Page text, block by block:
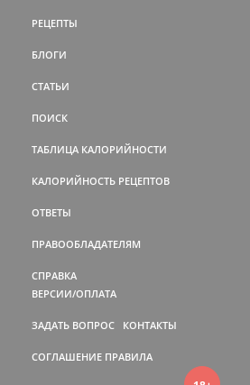
РЕЦЕПТЫ
БЛОГИ
СТАТЬИ
ПОИСК
ТАБЛИЦА КАЛОРИЙНОСТИ
КАЛОРИЙНОСТЬ РЕЦЕПТОВ
ОТВЕТЫ
ПРАВООБЛАДАТЕЛЯМ
СПРАВКА
ВЕРСИИ/ОПЛАТА
ЗАДАТЬ ВОПРОС КОНТАКТЫ
СОГЛАШЕНИЕ ПРАВИЛА